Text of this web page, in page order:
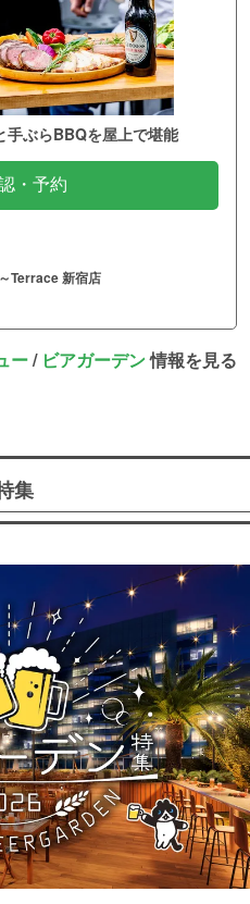
手ぶらBBQを屋上で堪能
・予約
Terrace 新宿店
ー/ ビアガーデン情報を見る
集